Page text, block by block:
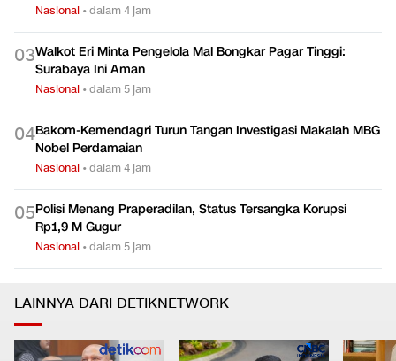
Nasional •dalam 4 jam
03Walkot Eri Minta Pengelola Mal Bongkar Pagar Tinggi:
Surabaya Ini Aman
Nasional •dalam 5 jam
04Bakom-Kemendagri Turun Tangan Investigasi Makalah MBG
Nobel Perdamaian
Nasional •dalam 4 jam
05Polisi Menang Praperadilan, Status Tersangka Korupsi
Rp1,9 M Gugur
Nasional •dalam 5 jam
LAINNYA DARI DETIKNETWORK